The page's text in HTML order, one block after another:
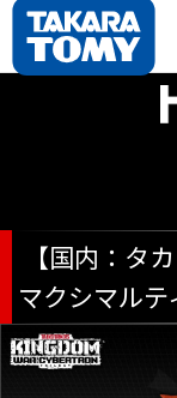
【国内：タ
マクシマル